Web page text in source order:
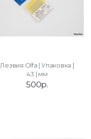
Лезвия Olfa | Упаковка |
43 | мм
500р.